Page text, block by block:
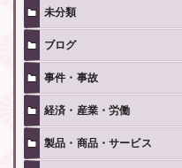
未分類
ブログ
事件・事故
経済・産業・労働
製品・商品・サービス